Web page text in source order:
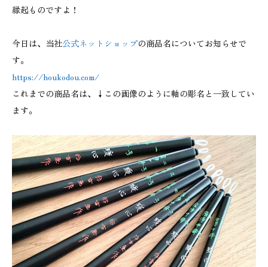
縁起ものですよ！
今日は、当社公式ネットショップの商品名についてお知らせで
す。
https://houkodou.com/
これまでの商品名は、↓この画像のように軸の彫名と一致してい
ます。